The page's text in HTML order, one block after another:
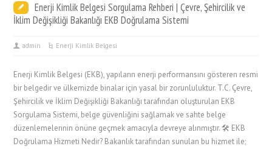
Enerji Kimlik Belgesi Sorgulama Rehberi | Çevre, Şehircilik ve
İklim Değişikliği Bakanlığı EKB Doğrulama Sistemi
admin Enerji Kimlik Belgesi
Enerji Kimlik Belgesi (EKB), yapıların enerji performansını gösteren resmi
bir belgedir ve ülkemizde binalar için yasal bir zorunluluktur. T.C. Çevre,
Şehircilik ve İklim Değişikliği Bakanlığı tarafından oluşturulan EKB
Sorgulama Sistemi, belge güvenliğini sağlamak ve sahte belge
düzenlemelerinin önüne geçmek amacıyla devreye alınmıştır. 🛠️ EKB
Doğrulama Hizmeti Nedir? Bakanlık tarafından sunulan bu hizmet ile;